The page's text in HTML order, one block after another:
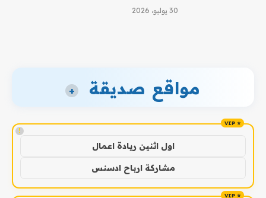
30 يوليو، 2026
مواقع صديقة +
!
اول اثنين ريادة اعمال
مشاركة ارباح ادسنس